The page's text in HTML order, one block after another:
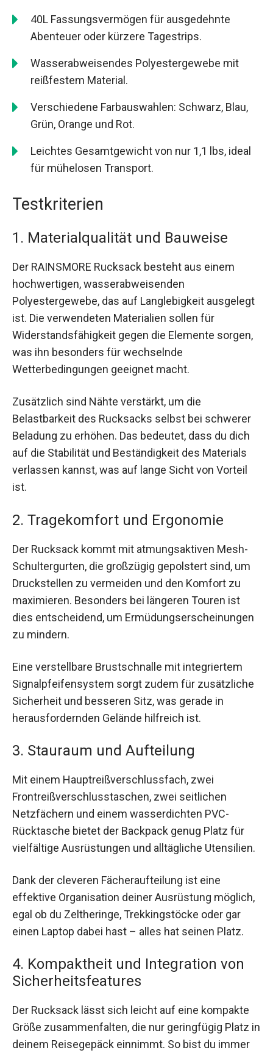
40L Fassungsvermögen für ausgedehnte
Abenteuer oder kürzere Tagestrips.
Wasserabweisendes Polyestergewebe mit
reißfestem Material.
Verschiedene Farbauswahlen: Schwarz, Blau,
Grün, Orange und Rot.
Leichtes Gesamtgewicht von nur 1,1 lbs, ideal
für mühelosen Transport.
Testkriterien
1. Materialqualität und Bauweise
Der RAINSMORE Rucksack besteht aus einem
hochwertigen, wasserabweisenden
Polyestergewebe, das auf Langlebigkeit ausgelegt
ist. Die verwendeten Materialien sollen für
Widerstandsfähigkeit gegen die Elemente sorgen,
was ihn besonders für wechselnde
Wetterbedingungen geeignet macht.
Zusätzlich sind Nähte verstärkt, um die
Belastbarkeit des Rucksacks selbst bei schwerer
Beladung zu erhöhen. Das bedeutet, dass du dich
auf die Stabilität und Beständigkeit des Materials
verlassen kannst, was auf lange Sicht von Vorteil
ist.
2. Tragekomfort und Ergonomie
Der Rucksack kommt mit atmungsaktiven Mesh-
Schultergurten, die großzügig gepolstert sind, um
Druckstellen zu vermeiden und den Komfort zu
maximieren. Besonders bei längeren Touren ist
dies entscheidend, um Ermüdungserscheinungen
zu mindern.
Eine verstellbare Brustschnalle mit integriertem
Signalpfeifensystem sorgt zudem für zusätzliche
Sicherheit und besseren Sitz, was gerade in
herausfordernden Gelände hilfreich ist.
3. Stauraum und Aufteilung
Mit einem Hauptreißverschlussfach, zwei
Frontreißverschlusstaschen, zwei seitlichen
Netzfächern und einem wasserdichten PVC-
Rücktasche bietet der Backpack genug Platz für
vielfältige Ausrüstungen und alltägliche Utensilien.
Dank der cleveren Fächeraufteilung ist eine
effektive Organisation deiner Ausrüstung möglich,
egal ob du Zeltheringe, Trekkingstöcke oder gar
einen Laptop dabei hast – alles hat seinen Platz.
4. Kompaktheit und Integration von
Sicherheitsfeatures
Der Rucksack lässt sich leicht auf eine kompakte
Größe zusammenfalten, die nur geringfügig Platz in
deinem Reisegepäck einnimmt. So bist du immer